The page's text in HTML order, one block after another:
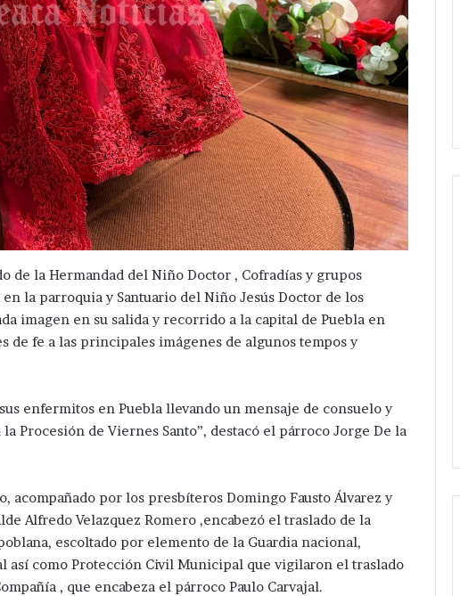
de la Hermandad del Niño Doctor , Cofradías y grupos
la parroquia y Santuario del Niño Jesús Doctor de los
imagen en su salida y recorrido a la capital de Puebla en
de fe a las principales imágenes de algunos tempos y
enfermitos en Puebla llevando un mensaje de consuelo y
Procesión de Viernes Santo”, destacó el párroco Jorge De la
acompañado por los presbíteros Domingo Fausto Álvarez y
Alfredo Velazquez Romero ,encabezó el traslado de la
escoltado por elemento de la Guardia nacional,
así como Protección Civil Municipal que vigilaron el traslado
, que encabeza el párroco Paulo Carvajal.
después
de San Salvador
.
Da
banderazo
Velázquez
a
ampliación
eléctrica
San
.
Hace 8 horas
Da banderazo Velázquez
eléctrica en San Hipólito
Xochiltenango .